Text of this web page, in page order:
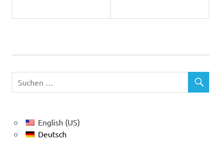
English (US)
Deutsch